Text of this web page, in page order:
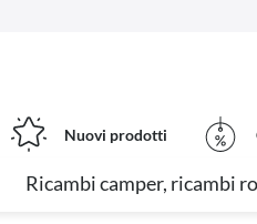
Nuovi prodotti
Ricambi camper, ricambi